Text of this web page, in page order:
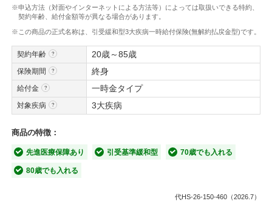
※申込方法（対面やインターネットによる方法等）によっては取扱いできる特約、
契約年齢、給付金額等が異なる場合があります。
※この商品の正式名称は、引受緩和型3大疾病一時給付保険(無解約払戻金型)です。
契約年齢 20歳～85歳
保険期間 終身
給付金 一時金タイプ
対象疾病 3大疾病
商品の特徴：
先進医療保障あり 引受基準緩和型 70歳でも入れる
80歳でも入れる
代HS-26-150-460（2026.7）